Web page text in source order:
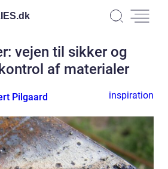
dk
vejen til sikker og
af materialer
Pilgaard inspiration